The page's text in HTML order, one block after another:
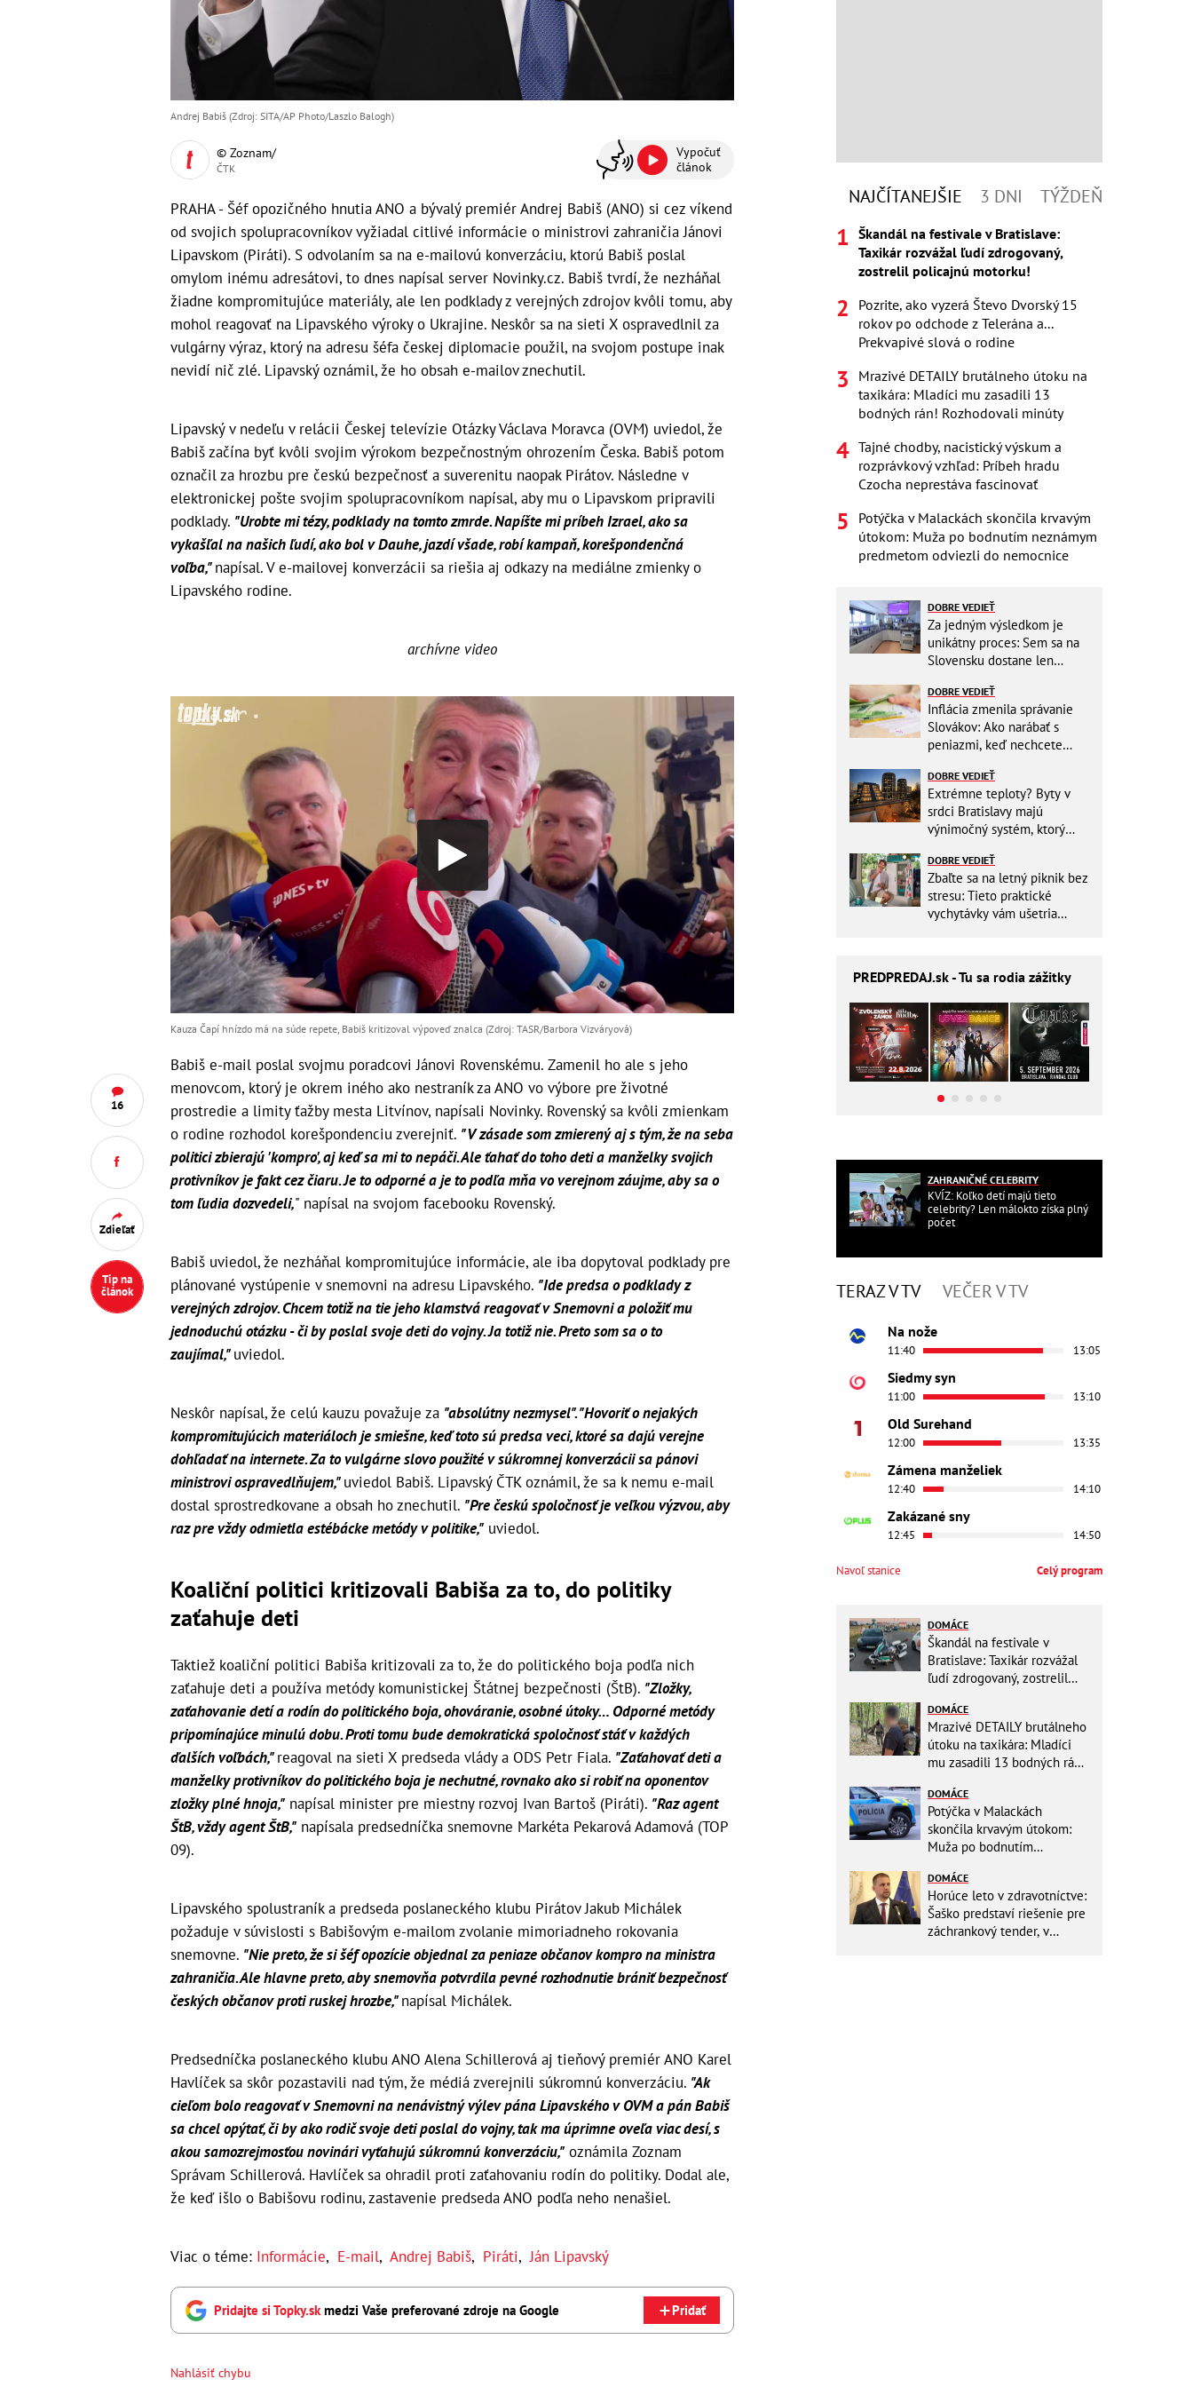
16
Zdieľať
Tip na
článok
Andrej Babiš (Zdroj: SITA/AP Photo/Laszlo Balogh)
© Zoznam/
ČTK
Vypočuť
článok
PRAHA - Šéf opozičného hnutia ANO a bývalý premiér Andrej Babiš (ANO) si cez víkend
od svojich spolupracovníkov vyžiadal citlivé informácie o ministrovi zahraničia Jánovi
Lipavskom (Piráti). S odvolaním sa na e-mailovú konverzáciu, ktorú Babiš poslal
omylom inému adresátovi, to dnes napísal server Novinky.cz. Babiš tvrdí, že nezháňal
žiadne kompromitujúce materiály, ale len podklady z verejných zdrojov kvôli tomu, aby
mohol reagovať na Lipavského výroky o Ukrajine. Neskôr sa na sieti X ospravedlnil za
vulgárny výraz, ktorý na adresu šéfa českej diplomacie použil, na svojom postupe inak
nevidí nič zlé. Lipavský oznámil, že ho obsah e-mailov znechutil.
Lipavský v nedeľu v relácii Českej televízie Otázky Václava Moravca (OVM) uviedol, že
Babiš začína byť kvôli svojim výrokom bezpečnostným ohrozením Česka. Babiš potom
označil za hrozbu pre českú bezpečnosť a suverenitu naopak Pirátov. Následne v
elektronickej pošte svojim spolupracovníkom napísal, aby mu o Lipavskom pripravili
podklady. "Urobte mi tézy, podklady na tomto zmrde. Napíšte mi príbeh Izrael, ako sa
vykašľal na našich ľudí, ako bol v Dauhe, jazdí všade, robí kampaň, korešpondenčná
voľba,"napísal. V e-mailovej konverzácii sa riešia aj odkazy na mediálne zmienky o
Lipavského rodine.
archívne video
Kauza Čapí hnízdo má na súde repete, Babiš kritizoval výpoveď znalca (Zdroj: TASR/Barbora Vizváryová)
Babiš e-mail poslal svojmu poradcovi Jánovi Rovenskému. Zamenil ho ale s jeho
menovcom, ktorý je okrem iného ako nestraník za ANO vo výbore pre životné
prostredie a limity ťažby mesta Litvínov, napísali Novinky. Rovenský sa kvôli zmienkam
o rodine rozhodol korešpondenciu zverejniť. "V zásade som zmierený aj s tým, že na seba
politici zbierajú 'kompro', aj keď sa mi to nepáči. Ale ťahať do toho deti a manželky svojich
protivníkov je fakt cez čiaru. Je to odporné a je to podľa mňa vo verejnom záujme, aby sa o
tom ľudia dozvedeli," napísal na svojom facebooku Rovenský.
Babiš uviedol, že nezháňal kompromitujúce informácie, ale iba dopytoval podklady pre
plánované vystúpenie v snemovni na adresu Lipavského. "Ide predsa o podklady z
verejných zdrojov. Chcem totiž na tie jeho klamstvá reagovať v Snemovni a položiť mu
jednoduchú otázku - či by poslal svoje deti do vojny. Ja totiž nie. Preto som sa o to
zaujímal,"uviedol.
Neskôr napísal, že celú kauzu považuje za "absolútny nezmysel". "Hovoriť o nejakých
kompromitujúcich materiáloch je smiešne, keď toto sú predsa veci, ktoré sa dajú verejne
dohľadať na internete. Za to vulgárne slovo použité v súkromnej konverzácii sa pánovi
ministrovi ospravedlňujem,"uviedol Babiš. Lipavský ČTK oznámil, že sa k nemu e-mail
dostal sprostredkovane a obsah ho znechutil. "Pre českú spoločnosť je veľkou výzvou, aby
raz pre vždy odmietla estébácke metódy v politike," uviedol.
Koaliční politici kritizovali Babiša za to, do politiky
zaťahuje deti
Taktiež koaliční politici Babiša kritizovali za to, že do politického boja podľa nich
zaťahuje deti a používa metódy komunistickej Štátnej bezpečnosti (ŠtB). "Zložky,
zaťahovanie detí a rodín do politického boja, ohováranie, osobné útoky… Odporné metódy
pripomínajúce minulú dobu. Proti tomu bude demokratická spoločnosť stáť v každých
ďalších voľbách,"reagoval na sieti X predseda vlády a ODS Petr Fiala. "Zaťahovať deti a
manželky protivníkov do politického boja je nechutné, rovnako ako si robiť na oponentov
zložky plné hnoja," napísal minister pre miestny rozvoj Ivan Bartoš (Piráti). "Raz agent
ŠtB, vždy agent ŠtB," napísala predsedníčka snemovne Markéta Pekarová Adamová (TOP
09).
Lipavského spolustraník a predseda poslaneckého klubu Pirátov Jakub Michálek
požaduje v súvislosti s Babišovým e-mailom zvolanie mimoriadneho rokovania
snemovne. "Nie preto, že si šéf opozície objednal za peniaze občanov kompro na ministra
zahraničia. Ale hlavne preto, aby snemovňa potvrdila pevné rozhodnutie brániť bezpečnosť
českých občanov proti ruskej hrozbe,"napísal Michálek.
Predsedníčka poslaneckého klubu ANO Alena Schillerová aj tieňový premiér ANO Karel
Havlíček sa skôr pozastavili nad tým, že médiá zverejnili súkromnú konverzáciu. "Ak
cieľom bolo reagovať v Snemovni na nenávistný výlev pána Lipavského v OVM a pán Babiš
sa chcel opýtať, či by ako rodič svoje deti poslal do vojny, tak ma úprimne oveľa viac desí, s
akou samozrejmosťou novinári vyťahujú súkromnú konverzáciu," oznámila Zoznam
Správam Schillerová. Havlíček sa ohradil proti zaťahovaniu rodín do politiky. Dodal ale,
že keď išlo o Babišovu rodinu, zastavenie predseda ANO podľa neho nenašiel.
Viac o téme: Informácie, E-mail, Andrej Babiš, Piráti,Ján Lipavský
Pridajte si Topky.skmedzi Vaše preferované zdroje na Google Pridať
Nahlásiť chybu
NAJČÍTANEJŠIE 3 DNI TÝŽDEŇ
Škandál na festivale v Bratislave:
Taxikár rozvážal ľudí zdrogovaný,
zostrelil policajnú motorku!
Pozrite, ako vyzerá Števo Dvorský 15
rokov po odchode z Telerána a...
Prekvapivé slová o rodine
Mrazivé DETAILY brutálneho útoku na
taxikára: Mladíci mu zasadili 13
bodných rán! Rozhodovali minúty
Tajné chodby, nacistický výskum a
rozprávkový vzhľad: Príbeh hradu
Czocha neprestáva fascinovať
Potýčka v Malackách skončila krvavým
útokom: Muža po bodnutím neznámym
predmetom odviezli do nemocnice
DOBRE VEDIEŤ
Za jedným výsledkom je
unikátny proces: Sem sa na
Slovensku dostane len
DOBRE VEDIEŤ
Inflácia zmenila správanie
Slovákov: Ako narábať s
peniazmi, keď nechcete
DOBRE VEDIEŤ
Extrémne teploty? Byty v
srdci Bratislavy majú
výnimočný systém, ktorý
DOBRE VEDIEŤ
Zbaľte sa na letný piknik bez
stresu: Tieto praktické
vychytávky vám ušetria
PREDPREDAJ.sk - Tu sa rodia zážitky
ZAHRANIČNÉ CELEBRITY
KVÍZ: Koľko detí majú tieto
celebrity? Len málokto získa plný
počet
TERAZ V TV VEČER V TV
Na nože
11:40 13:05
Siedmy syn
11:00 13:10
Old Surehand
12:00 13:35
Zámena manželiek
12:40 14:10
Zakázané sny
12:45 14:50
Navoľ stanice Celý program
DOMÁCE
Škandál na festivale v
Bratislave: Taxikár rozvážal
ľudí zdrogovaný, zostrelil
DOMÁCE
Mrazivé DETAILY brutálneho
útoku na taxikára: Mladíci
mu zasadili 13 bodných rán!
DOMÁCE
Potýčka v Malackách
skončila krvavým útokom:
Muža po bodnutím
odviezli do nemocnice
DOMÁCE
Horúce leto v zdravotníctve:
Šaško predstaví riešenie pre
záchrankový tender, v